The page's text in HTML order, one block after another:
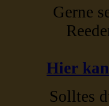
Gerne
Hier
Solltes